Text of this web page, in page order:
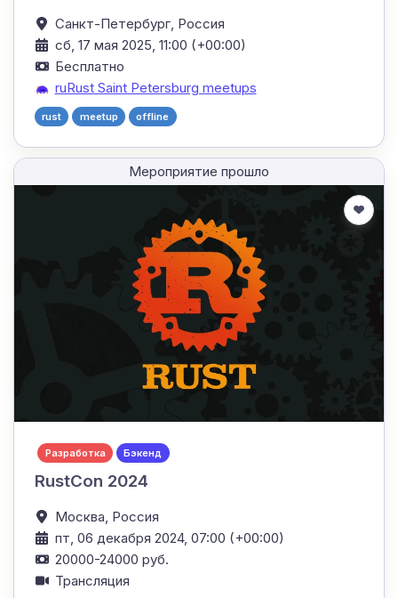
Санкт-Петербург, Россия
сб, 17 мая 2025, 11:00 (+00:00)
Бесплатно
ruRust Saint Petersburg meetups
rust meetup offline
Мероприятие прошло
Разработка Бэкенд
RustCon 2024
Москва, Россия
пт, 06 декабря 2024, 07:00 (+00:00)
20000-24000 руб.
Трансляция